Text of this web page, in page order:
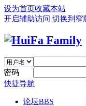
设为首页收藏本站
开启辅助访问 切换到窄
密码
快捷导航
论坛BBS